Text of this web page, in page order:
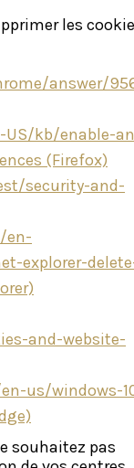
les
answer/
kb/enable-
(Firefox)
security-and-
en-
explorer-
and-website-
us/windows-
souhaitez pas